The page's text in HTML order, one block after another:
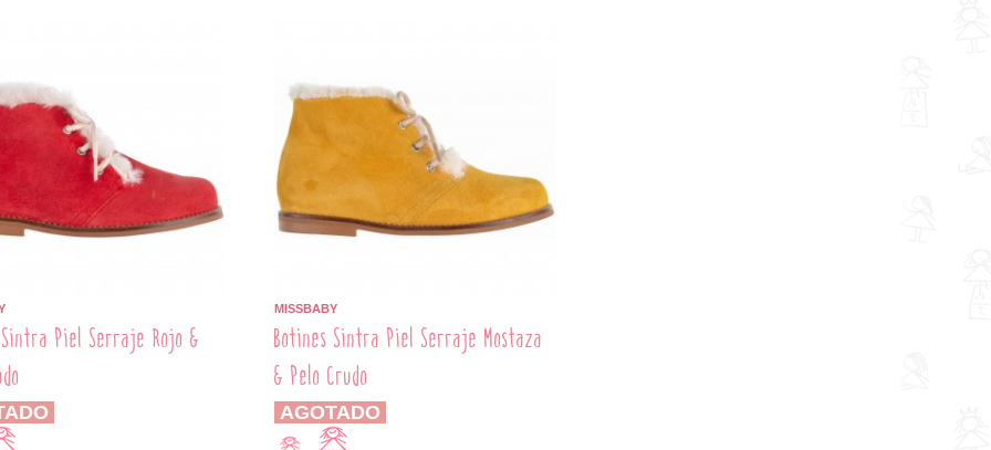
Piel Serraje Rojo &
MISSBABY
Botines Sintra Piel Serraje Mostaza
& Pelo Crudo
AGOTADO